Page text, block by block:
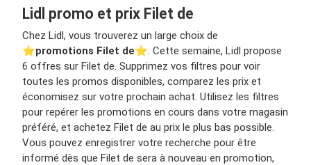
Lidl promo et prix Filet de
Chez Lidl, vous trouverez un large choix de
⭐️promotions Filet de⭐️. Cette semaine, Lidl propose
6 offres sur Filet de. Supprimez vos filtres pour voir
toutes les promos disponibles, comparez les prix et
économisez sur votre prochain achat. Utilisez les filtres
pour repérer les promotions en cours dans votre magasin
préféré, et achetez Filet de au prix le plus bas possible.
Vous pouvez enregistrer votre recherche pour être
informé dès que Filet de sera à nouveau en promotion,